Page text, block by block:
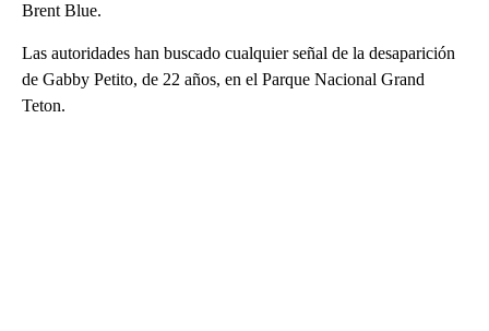
Brent Blue.
Las autoridades han buscado cualquier señal de la desaparición
de Gabby Petito, de 22 años, en el Parque Nacional Grand
Teton.